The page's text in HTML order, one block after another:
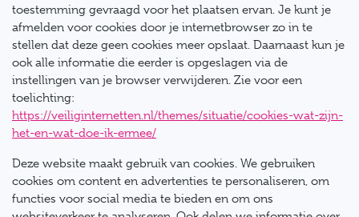
toestemming gevraagd voor het plaatsen ervan. Je kunt je
afmelden voor cookies door je internetbrowser zo in te
stellen dat deze geen cookies meer opslaat. Daarnaast kun je
ook alle informatie die eerder is opgeslagen via de
instellingen van je browser verwijderen. Zie voor een
toelichting:
https://veiliginternetten.nl/themes/situatie/cookies-wat-zijn-
het-en-wat-doe-ik-ermee/
Deze website maakt gebruik van cookies. We gebruiken
cookies om content en advertenties te personaliseren, om
functies voor social media te bieden en om ons